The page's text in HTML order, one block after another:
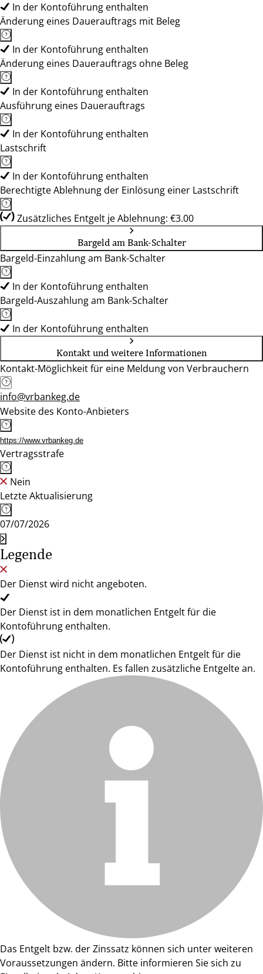
In der Kontoführung enthalten
Änderung eines Dauerauftrags mit Beleg
In der Kontoführung enthalten
Änderung eines Dauerauftrags ohne Beleg
In der Kontoführung enthalten
Ausführung eines Dauerauftrags
In der Kontoführung enthalten
Lastschrift
In der Kontoführung enthalten
Berechtigte Ablehnung der Einlösung einer Lastschrift
Zusätzliches Entgelt je Ablehnung: €3.00
Bargeld am Bank-Schalter
Bargeld-Einzahlung am Bank-Schalter
In der Kontoführung enthalten
Bargeld-Auszahlung am Bank-Schalter
In der Kontoführung enthalten
Kontakt und weitere Informationen
Kontakt-Möglichkeit für eine Meldung von Verbrauchern
info@vrbankeg.de
Website des Konto-Anbieters
https://www.vrbankeg.de
Vertragsstrafe
Nein
Letzte Aktualisierung
07/07/2026
Legende
Der Dienst wird nicht angeboten.
Der Dienst ist in dem monatlichen Entgelt für die
Kontoführung enthalten.
Der Dienst ist nicht in dem monatlichen Entgelt für die
Kontoführung enthalten. Es fallen zusätzliche Entgelte an.
Das Entgelt bzw. der Zinssatz können sich unter weiteren
Voraussetzungen ändern. Bitte informieren Sie sich zu